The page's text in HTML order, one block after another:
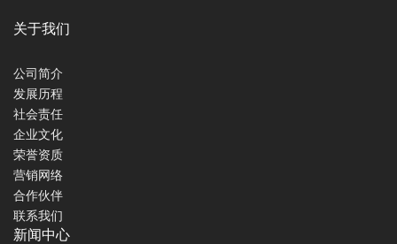
关于我们
公司简介
发展历程
社会责任
企业文化
荣誉资质
营销网络
合作伙伴
联系我们
新闻中心